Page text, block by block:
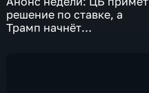
решение по ставке, а
Трамп начнёт